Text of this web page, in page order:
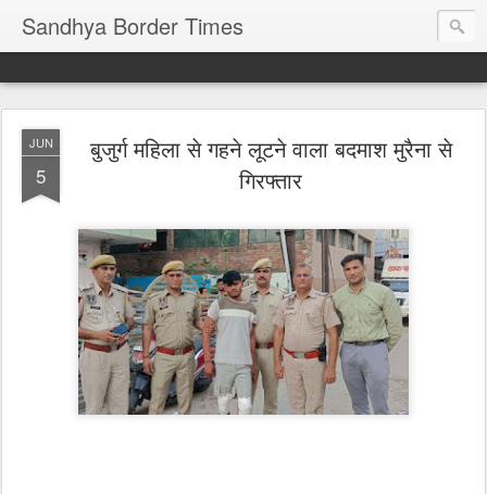
Sandhya Border Times
JUN
5
बुजुर्ग महिला से गहने लूटने वाला बदमाश मुरैना से
गिरफ्तार